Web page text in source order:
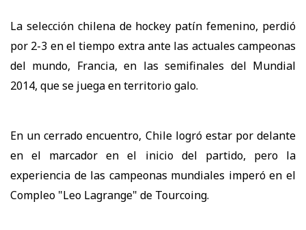
La selección chilena de hockey patín femenino, perdió
por 2-3 en el tiempo extra ante las actuales campeonas
del mundo, Francia, en las semifinales del Mundial
2014, que se juega en territorio galo.
En un cerrado encuentro, Chile logró estar por delante
en el marcador en el inicio del partido, pero la
experiencia de las campeonas mundiales imperó en el
Compleo "Leo Lagrange" de Tourcoing.